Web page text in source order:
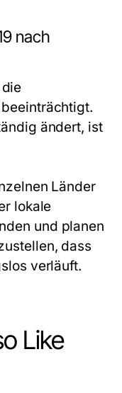
nach
ändert, ist
Länder
lokale
und planen
dass
verläuft.
Like